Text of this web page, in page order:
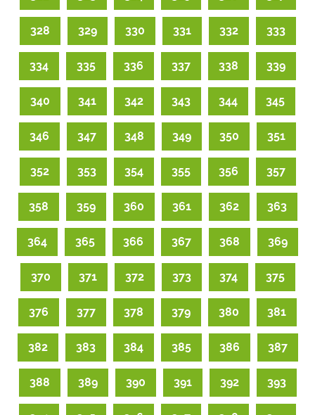
328 329 330 331 332 333
334 335 336 337 338 339
340 341 342 343 344 345
346 347 348 349 350 351
352 353 354 355 356 357
358 359 360 361 362 363
364 365 366 367 368 369
370 371 372 373 374 375
376 377 378 379 380 381
382 383 384 385 386 387
388 389 390 391 392 393